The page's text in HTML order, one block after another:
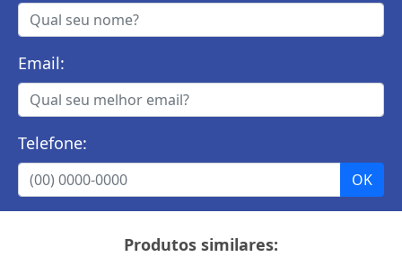
Email:
Telefone:
Produtos similares: